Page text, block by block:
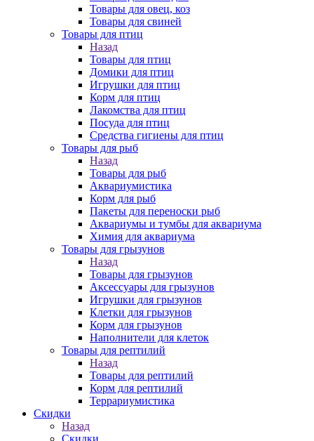
Товары для овец, коз
Товары для свиней
Товары для птиц
Назад
Товары для птиц
Домики для птиц
Игрушки для птиц
Корм для птиц
Лакомства для птиц
Посуда для птиц
Средства гигиены для птиц
Товары для рыб
Назад
Товары для рыб
Аквариумистика
Корм для рыб
Пакеты для переноски рыб
Аквариумы и тумбы для аквариума
Химия для аквариума
Товары для грызунов
Назад
Товары для грызунов
Аксессуары для грызунов
Игрушки для грызунов
Клетки для грызунов
Корм для грызунов
Наполнители для клеток
Товары для рептилий
Назад
Товары для рептилий
Корм для рептилий
Террариумистика
Скидки
Назад
Скидки